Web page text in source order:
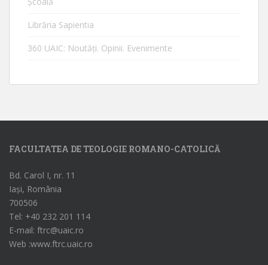
Librăria Sapientia
360 UAIC: Noutăţi. Opinii. Evenimente
FACULTATEA DE TEOLOGIE ROMANO-CATOLICĂ
Bd. Carol I, nr. 11
Iași, România
700506
Tel: +40 232 201 114
E-mail: ftrc@uaic.ro
Web :www.ftrc.uaic.ro